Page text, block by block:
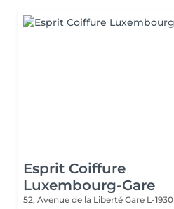
Esprit Coiffure
Luxembourg-Gare
52, Avenue de la Liberté Gare L-1930